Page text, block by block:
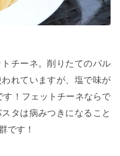
チーネ。削りたてのパル
れていますが、塩で味が
！フェットチーネならで
タは病みつきになること
です！